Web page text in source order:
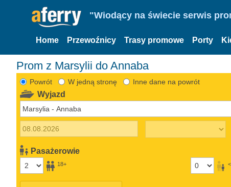
"Wiodący na świecie serwis
Home Przewoźnicy Trasy promowe Porty
Prom z Marsylii do Annaba
Powrót W jedną stronę Inne dane na powrót
Wyjazd
Pasażerowie
18+